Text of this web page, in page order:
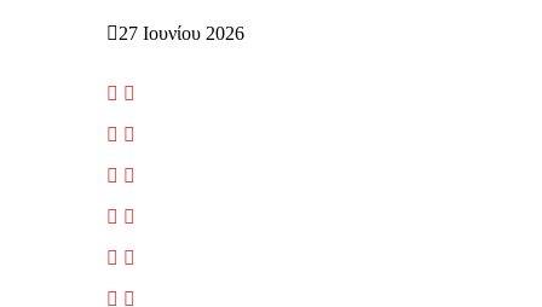
27 Ιουνίου 2026